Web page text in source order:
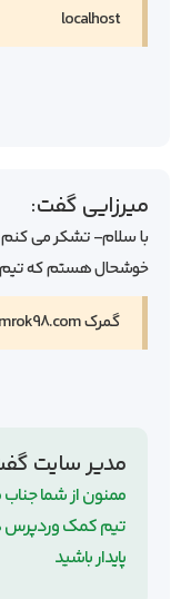
localhost
میرزاییگفت:
با سلام- تشکر می کنم
خوشحال هستم که تیم
گمرک gomrok98.com
مدیر سایت
ممنون از شما جناب
تیم کمک
پایدار باشید